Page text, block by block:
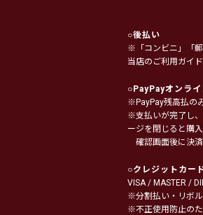
○後払い
※「コンビニ」「
当店のご利用ガイ
○PayPayオンライ
※PayPay残高払の
※支払いが完了し
ージを閉じると購
確認画面後に決済
○クレジットカー
VISA / MASTER /
※分割払い・リボル
※不正使用防止のた